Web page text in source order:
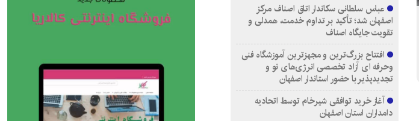
عباس سلطانی سکاندار اتاق اصناف مرکز
اصفهان شد؛ تأکید بر تداوم خدمت، همدلی و
تقویت جایگاه اصناف
افتتاح بزرگ‌ترین و مجهزترین آموزشگاه فنی
وحرفه ای آزاد تخصصی انرژی‌های نو و
تجدیدپذیر با حضور استاندار اصفهان
آغاز خرید توافقی شیرخام توسط اتحادیه
دامداران استان اصفهان